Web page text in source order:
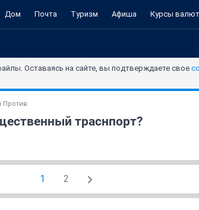
Дом Почта Туризм Афиша Курсы валют
Оставаясь на сайте, вы подтверждаете свое
Против
траснпорт?
1 2